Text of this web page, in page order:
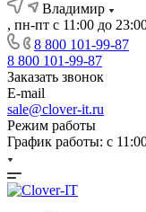
Владимир
, пн-пт с 11:00 до
8 800 101-99-87
8 800 101-99-87
Заказать звонок
E-mail
sale@clover-it.ru
Режим работы
График работы: с